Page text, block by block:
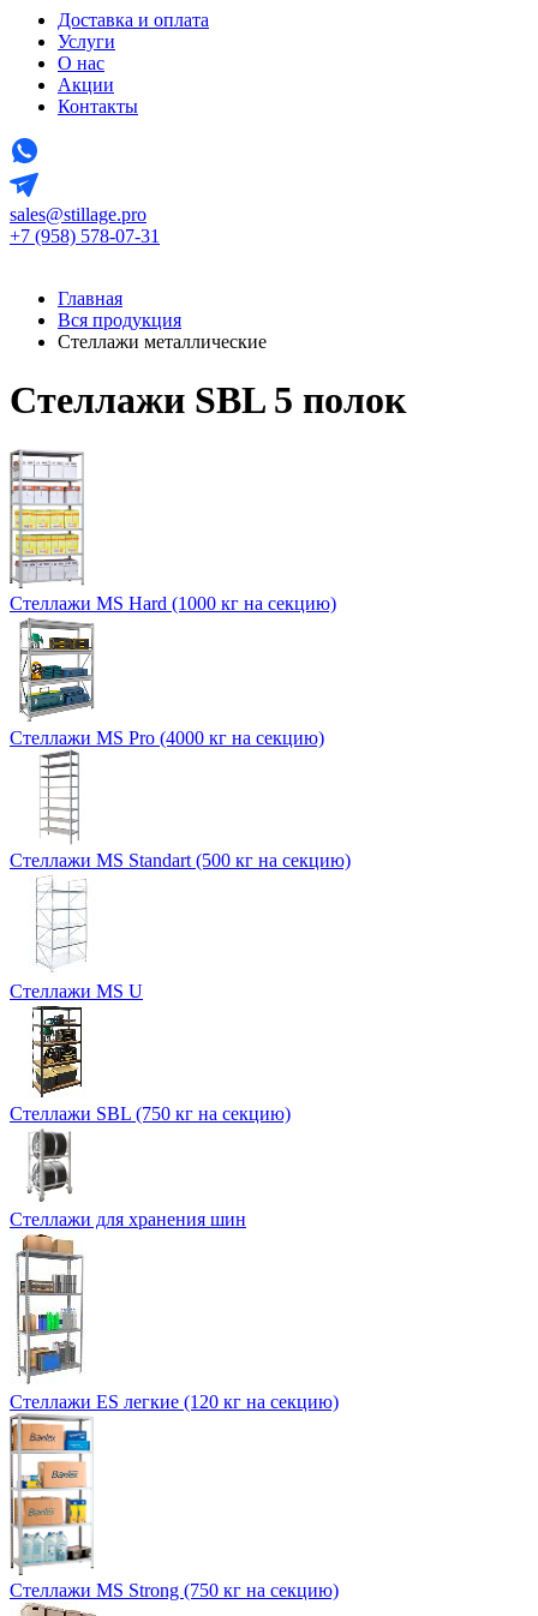
Доставка и оплата
Услуги
О нас
Акции
Контакты
sales@stillage.pro
+7 (958) 578-07-31
Главная
Вся продукция
Стеллажи металлические
Стеллажи SBL 5 полок
Стеллажи MS Hard (1000 кг на секцию)
Стеллажи MS Pro (4000 кг на секцию)
Стеллажи MS Standart (500 кг на секцию)
Стеллажи MS U
Стеллажи SBL (750 кг на секцию)
Стеллажи для хранения шин
Стеллажи ES легкие (120 кг на секцию)
Стеллажи MS Strong (750 кг на секцию)